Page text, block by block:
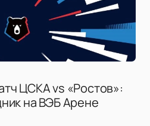
ЦСКА vs «Ростов»:
на ВЭБ Арене